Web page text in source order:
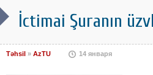
İctimai Şuranın
Təhsil » AzTU 14 января